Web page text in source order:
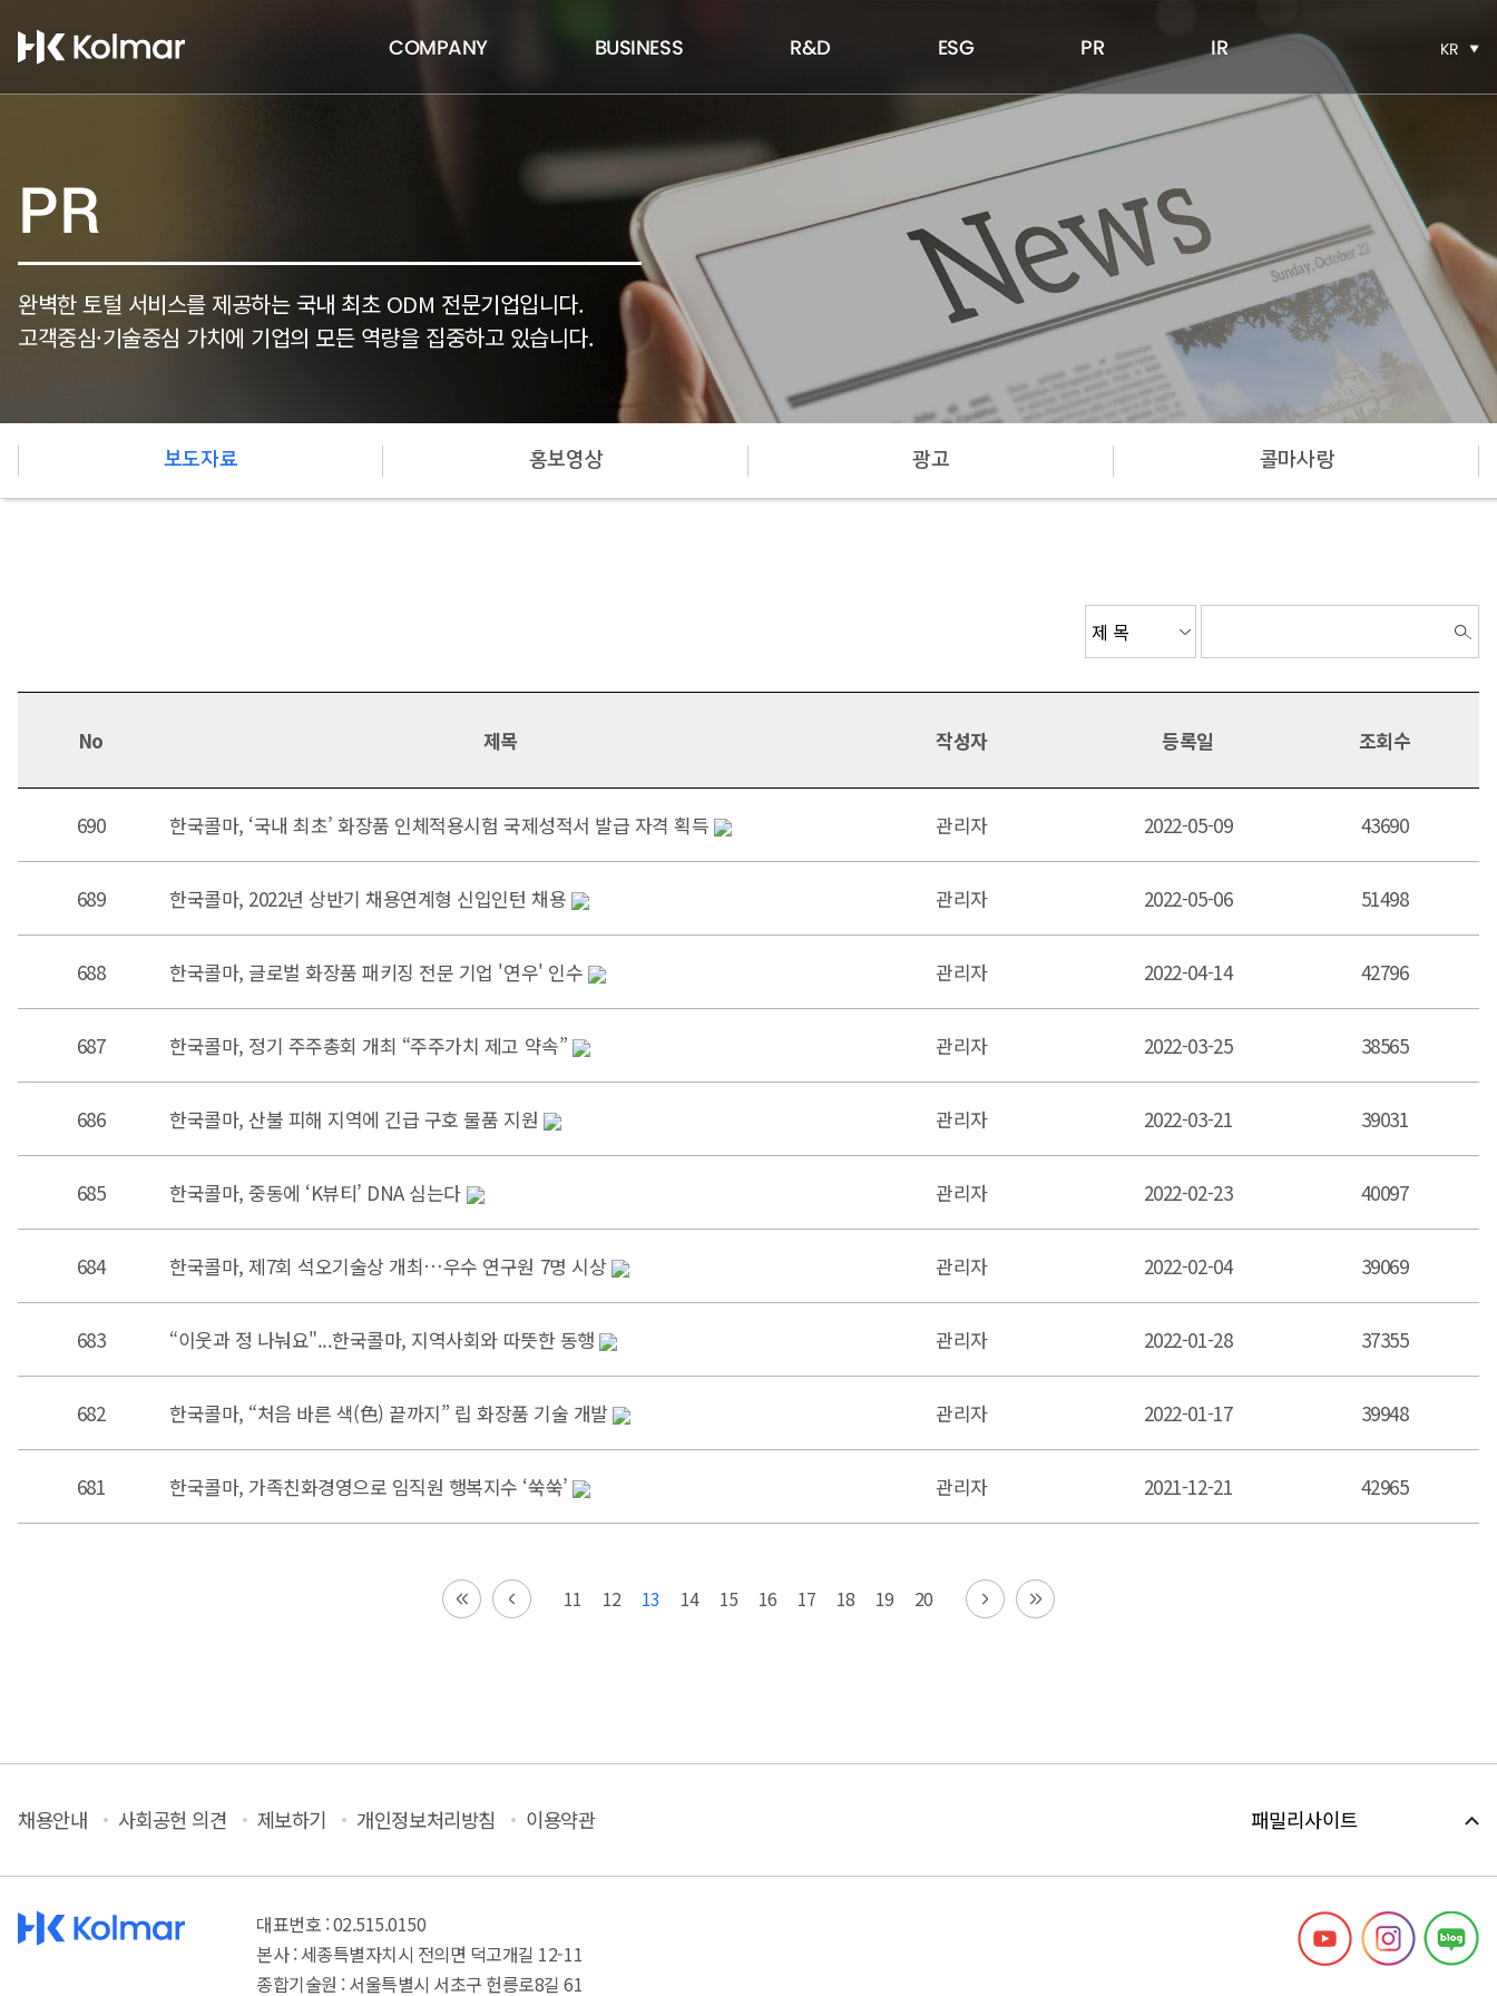
COMPANY BUSINESS R&D ESG PR IR KR
PR
완벽한 토털 서비스를 제공하는 국내 최초 ODM 전문기업입니다.
고객중심·기술중심 가치에 기업의 모든 역량을 집중하고 있습니다.
보도자료 홍보영상 광고 콜마사랑
No 제목 작성자 등록일 조회수
690 한국콜마, ‘국내 최초’ 화장품 인체적용시험 국제성적서 발급 자격 획득 관리자 2022-05-09 43690
689 한국콜마, 2022년 상반기 채용연계형 신입인턴 채용 관리자 2022-05-06 51498
688 한국콜마, 글로벌 화장품 패키징 전문 기업 '연우' 인수 관리자 2022-04-14 42796
687 한국콜마, 정기 주주총회 개최 “주주가치 제고 약속” 관리자 2022-03-25 38565
686 한국콜마, 산불 피해 지역에 긴급 구호 물품 지원 관리자 2022-03-21 39031
685 한국콜마, 중동에 ‘K뷰티’ DNA 심는다 관리자 2022-02-23 40097
684 한국콜마, 제7회 석오기술상 개최…우수 연구원 7명 시상 관리자 2022-02-04 39069
683 “이웃과 정 나눠요"...한국콜마, 지역사회와 따뜻한 동행 관리자 2022-01-28 37355
682 한국콜마, “처음 바른 색(色) 끝까지” 립 화장품 기술 개발 관리자 2022-01-17 39948
681 한국콜마, 가족친화경영으로 임직원 행복지수 ‘쑥쑥’ 관리자 2021-12-21 42965
11 12 13 14 15 16 17 18 19 20
채용안내 사회공헌 의견 제보하기 개인정보처리방침 이용약관
대표번호 : 02.515.0150
본사 : 세종특별자치시 전의면 덕고개길 12-11
종합기술원 : 서울특별시 서초구 헌릉로8길 61